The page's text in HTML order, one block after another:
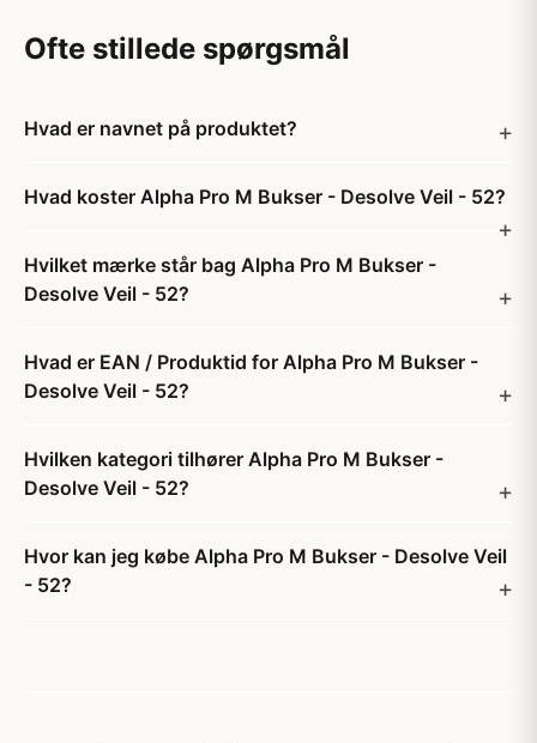
Ofte stillede spørgsmål
Hvad er navnet på produktet?
Hvad koster Alpha Pro M Bukser - Desolve Veil - 52?
Hvilket mærke står bag Alpha Pro M Bukser -
Desolve Veil - 52?
Hvad er EAN / Produktid for Alpha Pro M Bukser -
Desolve Veil - 52?
Hvilken kategori tilhører Alpha Pro M Bukser -
Desolve Veil - 52?
Hvor kan jeg købe Alpha Pro M Bukser - Desolve Veil
- 52?